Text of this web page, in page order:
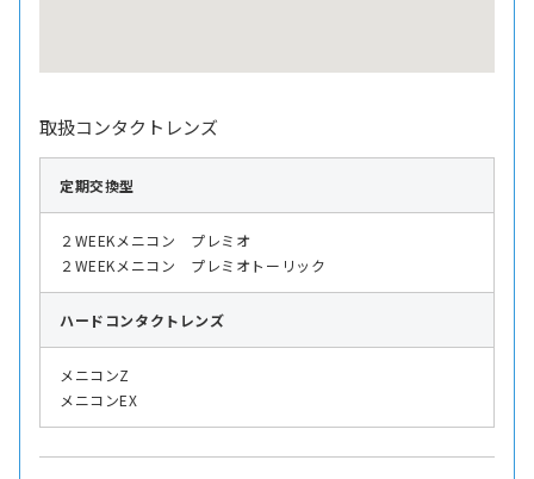
取扱コンタクトレンズ
定期交換型
２WEEKメニコン プレミオ
２WEEKメニコン プレミオトーリック
ハード コンタクトレンズ
メニコンZ
メニコンEX